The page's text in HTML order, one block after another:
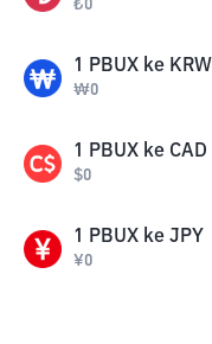
₺0
1 PBUX ke KRW
₩0
1 PBUX ke CAD
$0
1 PBUX ke JPY
¥0